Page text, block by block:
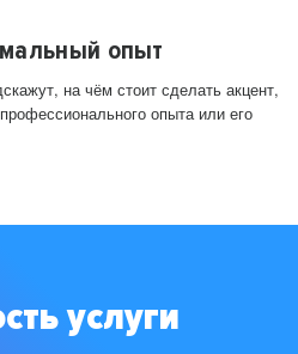
опыт
на чём стоит сделать акцент,
опыта или его
услуги